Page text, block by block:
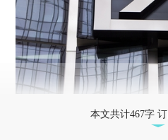
本文共计467字